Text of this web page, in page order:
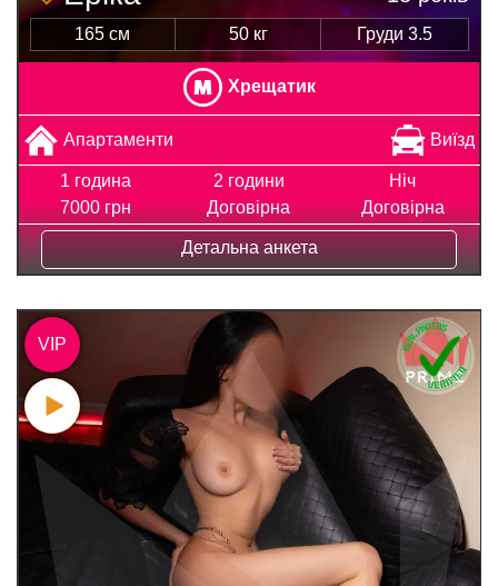
165 см 50 кг Груди 3.5
Хрещатик
Апартаменти Виїзд
1 година
7000 грн
2 години
Договірна
Ніч
Договірна
Детальна анкета
VIP